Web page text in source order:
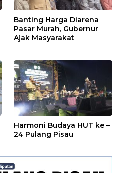
Banting Harga Diarena
Pasar Murah, Gubernur
Ajak Masyarakat
Harmoni Budaya HUT ke –
24 Pulang Pisau